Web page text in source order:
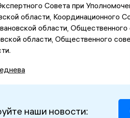
Совета при
области, Координационного
области, Общественного
области, Общественного
наши новости: